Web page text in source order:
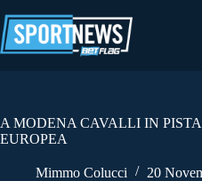
al
contenuto
A MODENA CAVALLI IN PISTA
EUROPEA
Mimmo Colucci 20